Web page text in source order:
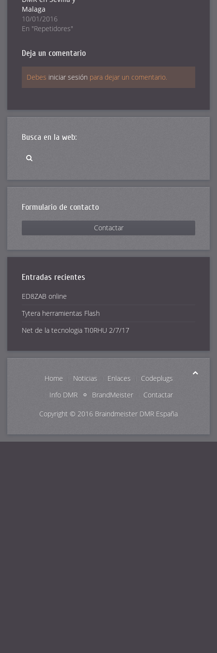
Malaga
10/01/2016
En "Repetidores"
Deja un comentario
Debes iniciar sesión para dejar un comentario.
Busca en la web:
Formulario de contacto
Contactar
Entradas recientes
ED8ZAB online
Tytera herramientas Flash
Net de la tecnologia TI0RHU 2/7/17
Home Noticias Enlaces
Codeplugs
Info DMR
BrandMeister Contactar
Copyright © 2016 Braindmeister DMR España